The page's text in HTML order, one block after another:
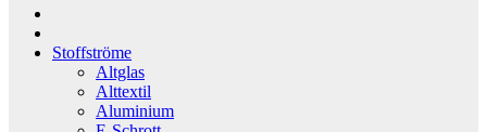
Stoffströme
Altglas
Alttextil
Aluminium